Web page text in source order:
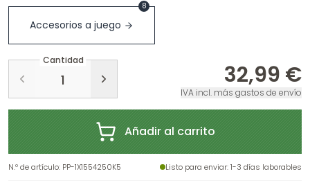
Accesorios a juego
8
Cantidad
32,99 €
IVA incl. más gastos de envío
Añadir al carrito
N.º de artículo: PP-1X1554250K5 Listo para enviar: 1-3 días laborables